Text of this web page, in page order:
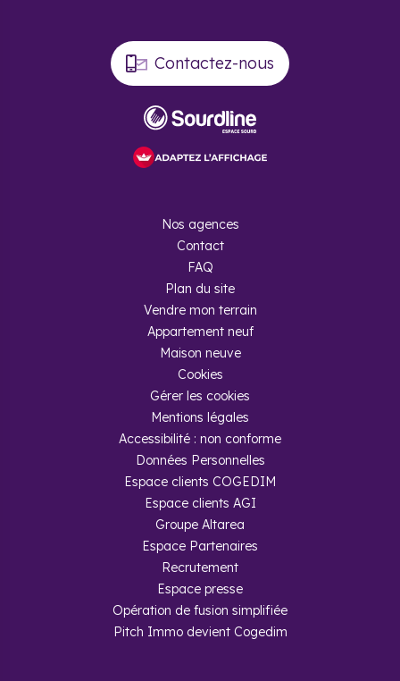
Contactez-nous
Nos agences
Contact
FAQ
Plan du site
Vendre mon terrain
Appartement neuf
Maison neuve
Cookies
Gérer les cookies
Mentions légales
Accessibilité : non conforme
Données Personnelles
Espace clients COGEDIM
Espace clients AGI
Groupe Altarea
Espace Partenaires
Recrutement
Espace presse
Opération de fusion simplifiée
Pitch Immo devient Cogedim